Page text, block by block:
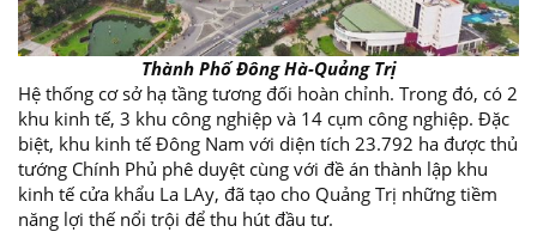
Thành Phố Đông Hà-Quảng Trị
Hệ thống cơ sở hạ tầng tương đối hoàn chỉnh. Trong đó, có 2
khu kinh tế, 3 khu công nghiệp và 14 cụm công nghiệp. Đặc
biệt, khu kinh tế Đông Nam với diện tích 23.792 ha được thủ
tướng Chính Phủ phê duyệt cùng với đề án thành lập khu
kinh tế cửa khẩu La LAy, đã tạo cho Quảng Trị những tiềm
năng lợi thế nổi trội để thu hút đầu tư.